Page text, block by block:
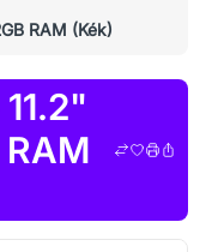
RAM (Kék)
RAM